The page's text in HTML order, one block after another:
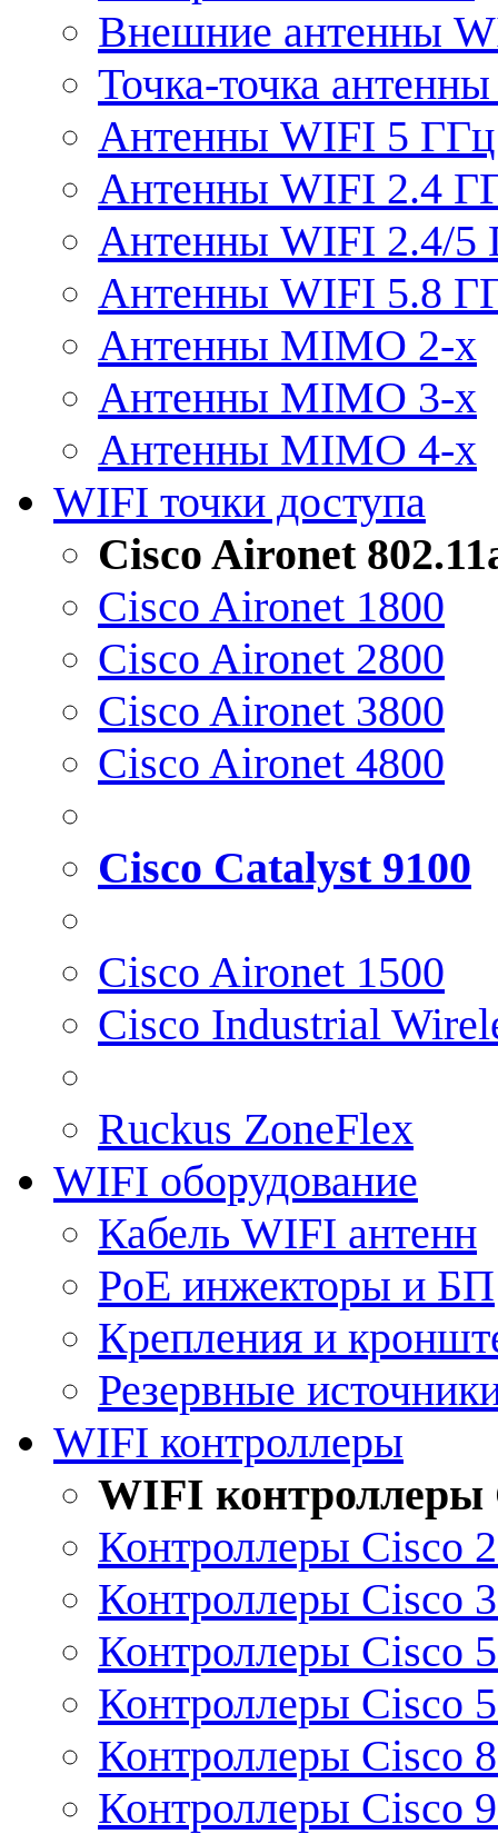
Внешние антенны
Точка-точка
Антенны WIFI 5 ГГц
Антенны WIFI 2.4
Антенны WIFI 2.4/5
Антенны WIFI 5.8
Антенны MIMO 2-x
Антенны MIMO 3-x
Антенны MIMO 4-x
WIFI точки доступа
Cisco Aironet
Cisco Aironet 1800
Cisco Aironet 2800
Cisco Aironet 3800
Cisco Aironet 4800
Cisco Catalyst 9100
Cisco Aironet 1500
Cisco Industrial
Ruckus ZoneFlex
WIFI оборудование
Кабель WIFI антенн
PoE инжекторы и БП
Крепления и
Резервные
WIFI контроллеры
WIFI контроллеры
Контроллеры Cisco
Контроллеры Cisco
Контроллеры Cisco
Контроллеры Cisco
Контроллеры Cisco
Контроллеры Cisco